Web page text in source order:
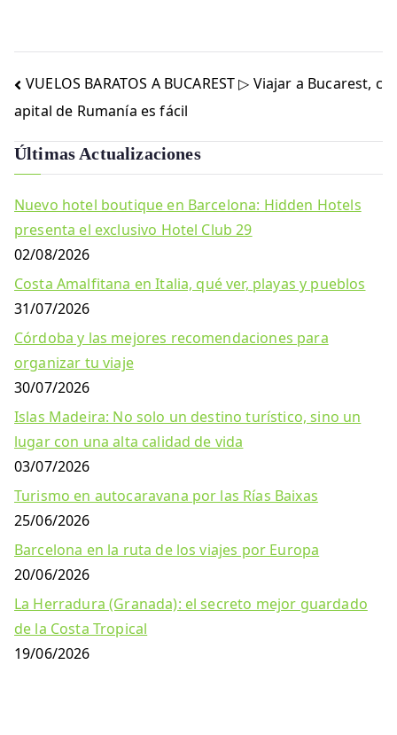
Navegación
de
entradas
VUELOS BARATOS A BUCAREST ▷ Viajar a Bucarest, c
apital de Rumanía es fácil
Últimas Actualizaciones
Nuevo hotel boutique en Barcelona: Hidden Hotels
presenta el exclusivo Hotel Club 29
02/08/2026
Costa Amalfitana en Italia, qué ver, playas y pueblos
31/07/2026
Córdoba y las mejores recomendaciones para
organizar tu viaje
30/07/2026
Islas Madeira: No solo un destino turístico, sino un
lugar con una alta calidad de vida
03/07/2026
Turismo en autocaravana por las Rías Baixas
25/06/2026
Barcelona en la ruta de los viajes por Europa
20/06/2026
La Herradura (Granada): el secreto mejor guardado
de la Costa Tropical
19/06/2026